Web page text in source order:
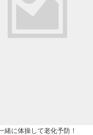
緒に体操して老化予防！